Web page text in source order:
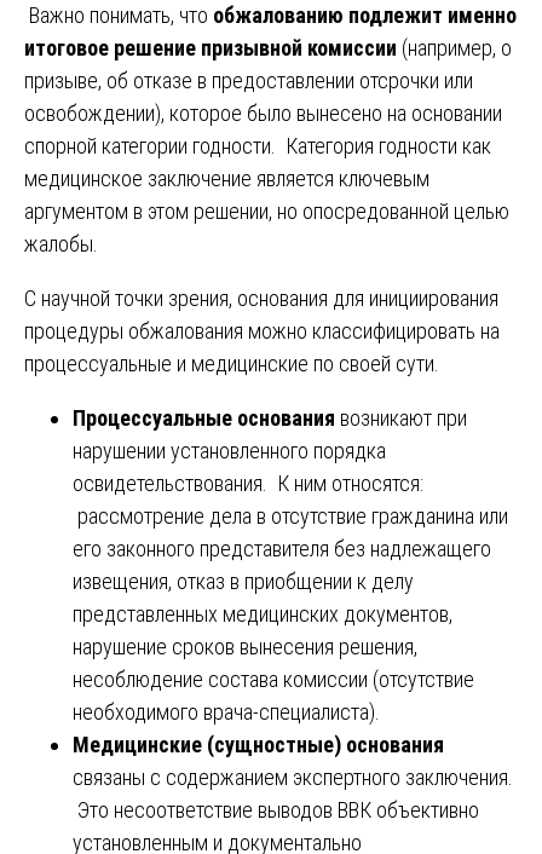
Важно понимать, что обжалованию подлежит именно
итоговое решение призывной комиссии (например, о
призыве, об отказе в предоставлении отсрочки или
освобождении), которое было вынесено на основании
спорной категории годности. Категория годности как
медицинское заключение является ключевым
аргументом в этом решении, но опосредованной целью
жалобы.
С научной точки зрения, основания для инициирования
процедуры обжалования можно классифицировать на
процессуальные и медицинские по своей сути.
Процессуальные основания возникают при
нарушении установленного порядка
освидетельствования. К ним относятся:
рассмотрение дела в отсутствие гражданина или
его законного представителя без надлежащего
извещения, отказ в приобщении к делу
представленных медицинских документов,
нарушение сроков вынесения решения,
несоблюдение состава комиссии (отсутствие
необходимого врача-специалиста).
Медицинские (сущностные) основания
связаны с содержанием экспертного заключения.
Это несоответствие выводов ВВК объективно
установленным и документально